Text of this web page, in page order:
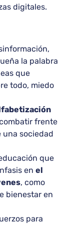
digitales.
la palabra
que
todo, miedo
frente
sociedad
que
en el
, como
bienestar en
para